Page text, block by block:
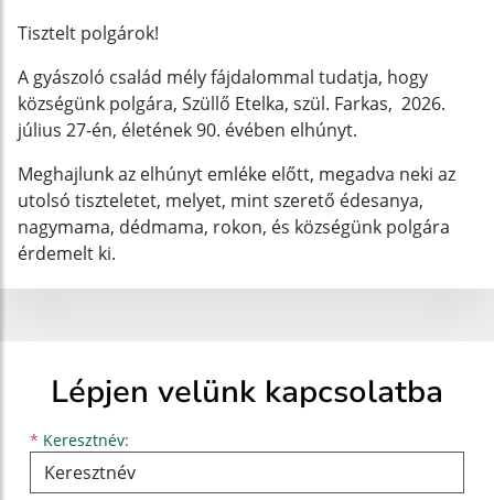
Tisztelt polgárok!
A gyászoló család mély fájdalommal tudatja, hogy
községünk polgára, Szüllő Etelka, szül. Farkas, 2026.
július 27-én, életének 90. évében elhúnyt.
Meghajlunk az elhúnyt emléke előtt, megadva neki az
utolsó tiszteletet, melyet, mint szerető édesanya,
nagymama, dédmama, rokon, és községünk polgára
érdemelt ki.
Lépjen velünk kapcsolatba
* Keresztnév:
Keresztnév
Vezetéknév
E-mail cím